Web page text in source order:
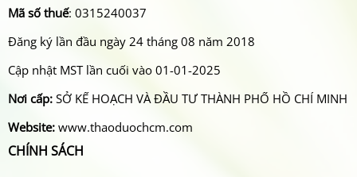
Mã số thuế: 0315240037
Đăng ký lần đầu ngày 24 tháng 08 năm 2018
Cập nhật MST lần cuối vào 01-01-2025
Nơi cấp: SỞ KẾ HOẠCH VÀ ĐẦU TƯ THÀNH PHỐ HỒ CHÍ MINH
Website: www.thaoduochcm.com
CHÍNH SÁCH